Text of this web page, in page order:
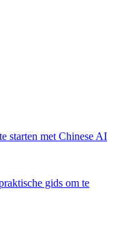
starten met Chinese AI
gids om te